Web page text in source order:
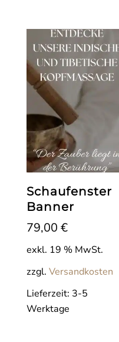
Schaufenster
Banner
79,00 €
exkl. 19 % MwSt.
zzgl. Versandkosten
Lieferzeit: 3-5
Werktage